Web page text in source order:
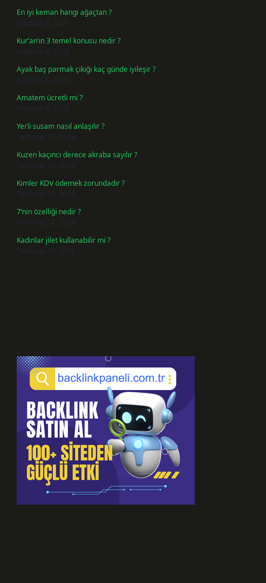
En iyi keman hangi ağaçtan ?
Ağustos 6, 2026
Kur’an’ın 3 temel konusu nedir ?
Ağustos 6, 2026
Ayak baş parmak çıkığı kaç günde iyileşir ?
Ağustos 5, 2026
Amatem ücretli mi ?
Ağustos 4, 2026
Yerli susam nasıl anlaşılır ?
Temmuz 29, 2026
Kuzen kaçıncı derece akraba sayılır ?
Temmuz 27, 2026
Kimler KDV ödemek zorundadır ?
Temmuz 25, 2026
7’nin özelliği nedir ?
Temmuz 24, 2026
Kadınlar jilet kullanabilir mi ?
Temmuz 23, 2026